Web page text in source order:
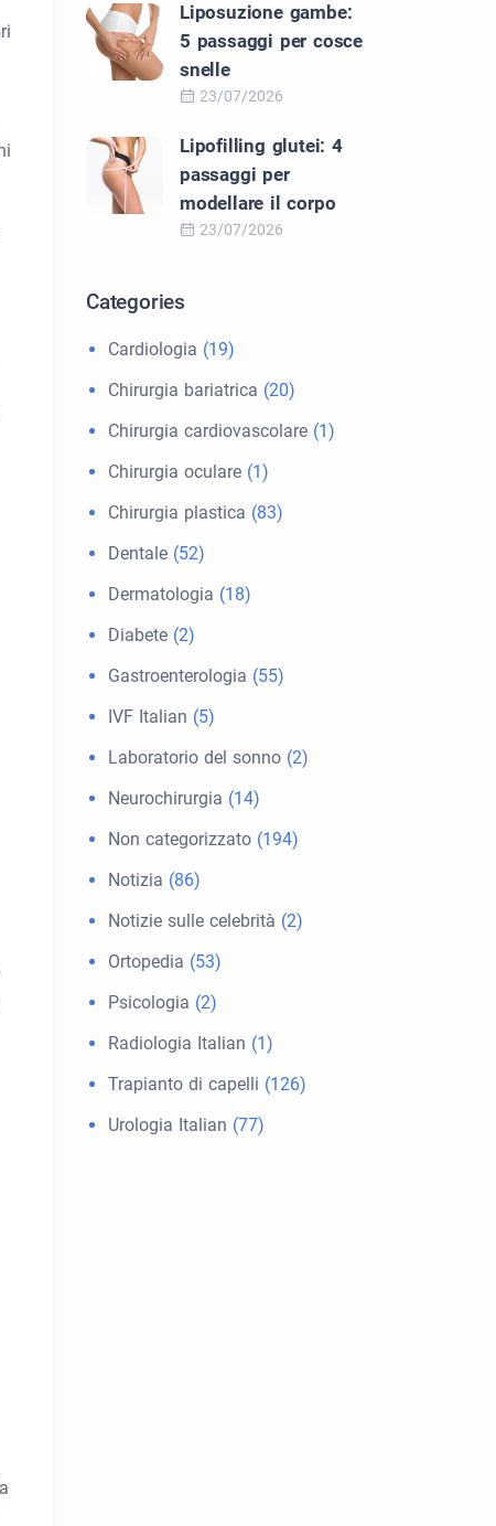
Liposuzione gambe:
5 passaggi per cosce
snelle
23/07/2026
Lipofilling glutei: 4
passaggi per
modellare il corpo
23/07/2026
Categories
Cardiologia (19)
Chirurgia bariatrica (20)
Chirurgia cardiovascolare (1)
Chirurgia oculare (1)
Chirurgia plastica (83)
Dentale (52)
Dermatologia (18)
Diabete (2)
Gastroenterologia (55)
IVF Italian (5)
Laboratorio del sonno (2)
Neurochirurgia (14)
Non categorizzato (194)
Notizia (86)
Notizie sulle celebrità (2)
Ortopedia (53)
Psicologia (2)
Radiologia Italian (1)
Trapianto di capelli (126)
Urologia Italian (77)